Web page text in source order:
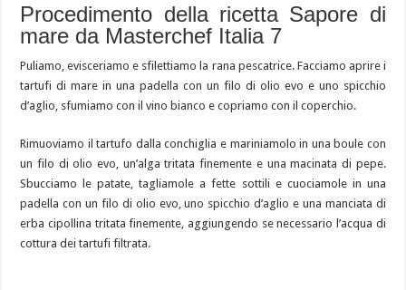
Procedimento della ricetta Sapore di
mare da Masterchef Italia 7
Puliamo, evisceriamo e sfilettiamo la rana pescatrice. Facciamo aprire i
tartufi di mare in una padella con un filo di olio evo e uno spicchio
d’aglio, sfumiamo con il vino bianco e copriamo con il coperchio.
Rimuoviamo il tartufo dalla conchiglia e mariniamolo in una boule con
un filo di olio evo, un’alga tritata finemente e una macinata di pepe.
Sbucciamo le patate, tagliamole a fette sottili e cuociamole in una
padella con un filo di olio evo, uno spicchio d’aglio e una manciata di
erba cipollina tritata finemente, aggiungendo se necessario l’acqua di
cottura dei tartufi filtrata.